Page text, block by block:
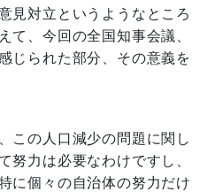
見対立というようなところ
て、今回の全国知事会議、
じられた部分、その意義を
この人口減少の問題に関し
努力は必要なわけですし、
に個々の自治体の努力だけ